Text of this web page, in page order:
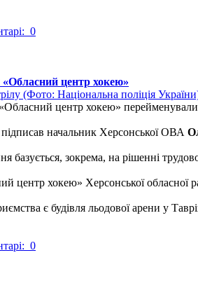
0
центр хокею»
центр хокею»
начальник Херсонської ОВА
базується, зокрема, на рішенні
центр хокею» Херсонської обласної
є будівля льодової арени у
0